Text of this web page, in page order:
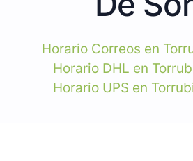
Horario Correos en
Horario DHL en
Horario UPS en